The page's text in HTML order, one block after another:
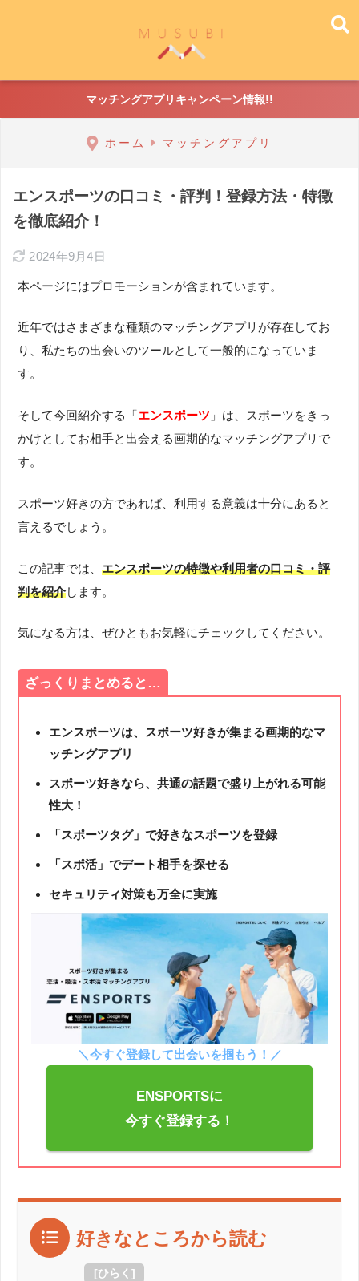
マッチングアプリキャンペーン情報!!
ホーム マッチングアプリ
エンスポーツの口コミ・評判！登録方法・特徴
を徹底紹介！
2024年9月4日
本ページにはプロモーションが含まれています。
近年ではさまざまな種類のマッチングアプリが存在してお
り、私たちの出会いのツールとして一般的になっていま
す。
そして今回紹介する「エンスポーツ 」は、スポーツをきっ
かけとしてお相手と出会える画期的なマッチングアプリで
す。
スポーツ好きの方であれば、利用する意義は十分にあると
言えるでしょう。
この記事では、エンスポーツの特徴や利用者の口コミ・評
判を紹介します。
気になる方は、ぜひともお気軽にチェックしてください。
ざっくりまとめると…
エンスポーツは、スポーツ好きが集まる画期的なマ
ッチングアプリ
スポーツ好きなら、共通の話題で盛り上がれる可能
性大！
「スポーツタグ」で好きなスポーツを登録
「スポ活」でデート相手を探せる
セキュリティ対策も万全に実施
＼今すぐ登録して出会いを掴もう！／
ENSPORTSに
今すぐ登録する！
好きなところから読む
[ひらく ]